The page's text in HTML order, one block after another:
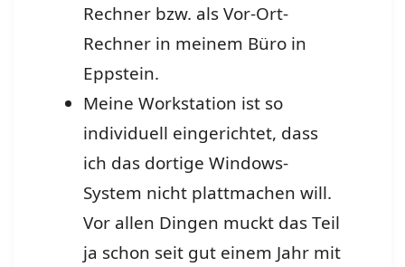
Rechner bzw. als Vor-Ort-
Rechner in meinem Büro in
Eppstein.
Meine Workstation ist so
individuell eingerichtet, dass
ich das dortige Windows-
System nicht plattmachen will.
Vor allen Dingen muckt das Teil
ja schon seit gut einem Jahr mit